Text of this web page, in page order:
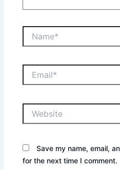
Save my name, email,
for the next time I comment.